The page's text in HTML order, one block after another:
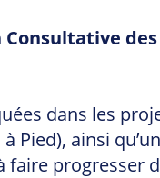
Consultative
dans les
Pied), ainsi
faire progresser